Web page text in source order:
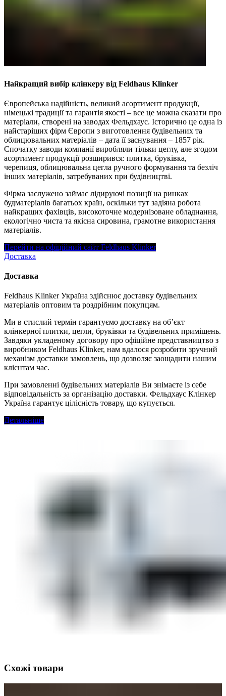
Найкращий вибір клінкеру від Feldhaus Klinker
Європейська надійність, великий асортимент продукції,
німецькі традиції та гарантія якості – все це можна сказати про
матеріали, створені на заводах Фельдхаус. Історично це одна із
найстаріших фірм Європи з виготовлення будівельних та
облицювальних матеріалів – дата її заснування – 1857 рік.
Спочатку заводи компанії виробляли тільки цеглу, але згодом
асортимент продукції розширився: плитка, бруківка,
черепиця, облицювальна цегла ручного формування та безліч
інших матеріалів, затребуваних при будівництві.
Фірма заслужено займає лідируючі позиції на ринках
будматеріалів багатьох країн, оскільки тут задіяна робота
найкращих фахівців, високоточне модернізоване обладнання,
екологічно чиста та якісна сировина, грамотне використання
матеріалів.
Перейти на офіційний сайт Feldhaus Klinker
Доставка
Доставка
Feldhaus Klinker Україна здійснює доставку будівельних
матеріалів оптовим та роздрібним покупцям.
Ми в стислий термін гарантуємо доставку на об’єкт
клінкерної плитки, цегли, бруківки та будівельних приміщень.
Завдяки укладеному договору про офіційне представництво з
виробником Feldhaus Klinker, нам вдалося розробити зручний
механізм доставки замовлень, що дозволяє заощадити нашим
клієнтам час.
При замовленні будівельних матеріалів Ви знімаєте із себе
відповідальність за організацію доставки. Фельдхаус Клінкер
Україна гарантує цілісність товару, що купується.
Детальніше
Схожі товари